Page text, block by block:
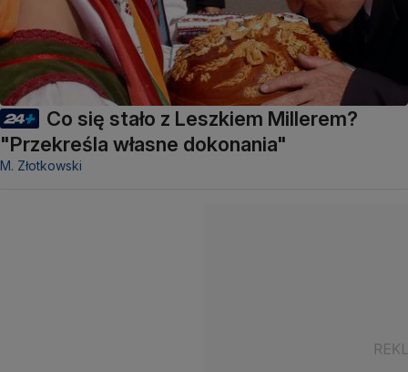
Co się stało z Leszkiem Millerem?
"Przekreśla własne dokonania"
M. Złotkowski